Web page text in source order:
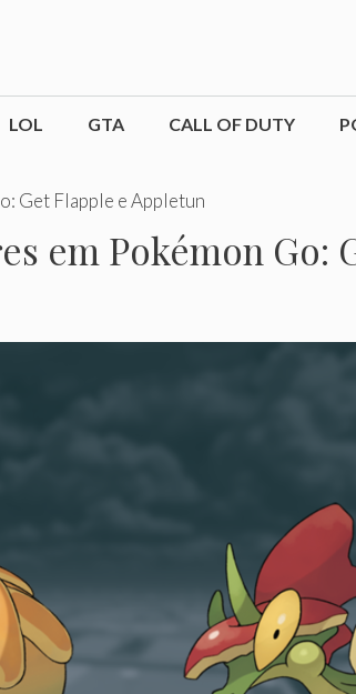
LOL GTA CALL OF DUTY
Get Flapple e Appletun
em Pokémon Go: